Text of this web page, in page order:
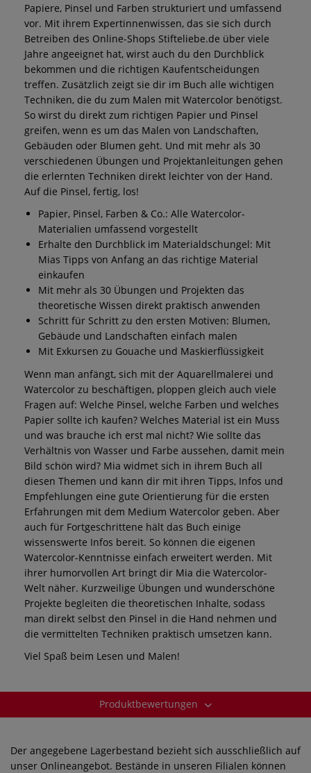
Papiere, Pinsel und Farben strukturiert und umfassend
vor. Mit ihrem Expertinnenwissen, das sie sich durch
Betreiben des Online-Shops Stifteliebe.de über viele
Jahre angeeignet hat, wirst auch du den Durchblick
bekommen und die richtigen Kaufentscheidungen
treffen. Zusätzlich zeigt sie dir im Buch alle wichtigen
Techniken, die du zum Malen mit Watercolor benötigst.
So wirst du direkt zum richtigen Papier und Pinsel
greifen, wenn es um das Malen von Landschaften,
Gebäuden oder Blumen geht. Und mit mehr als 30
verschiedenen Übungen und Projektanleitungen gehen
die erlernten Techniken direkt leichter von der Hand.
Auf die Pinsel, fertig, los!
Papier, Pinsel, Farben & Co.: Alle Watercolor-
Materialien umfassend vorgestellt
Erhalte den Durchblick im Materialdschungel: Mit
Mias Tipps von Anfang an das richtige Material
einkaufen
Mit mehr als 30 Übungen und Projekten das
theoretische Wissen direkt praktisch anwenden
Schritt für Schritt zu den ersten Motiven: Blumen,
Gebäude und Landschaften einfach malen
Mit Exkursen zu Gouache und Maskierflüssigkeit
Wenn man anfängt, sich mit der Aquarellmalerei und
Watercolor zu beschäftigen, ploppen gleich auch viele
Fragen auf: Welche Pinsel, welche Farben und welches
Papier sollte ich kaufen? Welches Material ist ein Muss
und was brauche ich erst mal nicht? Wie sollte das
Verhältnis von Wasser und Farbe aussehen, damit mein
Bild schön wird? Mia widmet sich in ihrem Buch all
diesen Themen und kann dir mit ihren Tipps, Infos und
Empfehlungen eine gute Orientierung für die ersten
Erfahrungen mit dem Medium Watercolor geben. Aber
auch für Fortgeschrittene hält das Buch einige
wissenswerte Infos bereit. So können die eigenen
Watercolor-Kenntnisse einfach erweitert werden. Mit
ihrer humorvollen Art bringt dir Mia die Watercolor-
Welt näher. Kurzweilige Übungen und wunderschöne
Projekte begleiten die theoretischen Inhalte, sodass
man direkt selbst den Pinsel in die Hand nehmen und
die vermittelten Techniken praktisch umsetzen kann.
Viel Spaß beim Lesen und Malen!
Produktbewertungen
Der angegebene Lagerbestand bezieht sich ausschließlich auf
unser Onlineangebot. Bestände in unseren Filialen können